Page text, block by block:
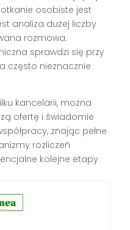
osobiste jest
analiza dużej liczby
rozmowa.
sprawdzi się przy
często nieznacznie
kancelarii, można
ofertę i świadomie
znając pełne
rozliczeń
kolejne etapy